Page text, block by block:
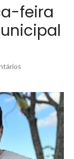
feira